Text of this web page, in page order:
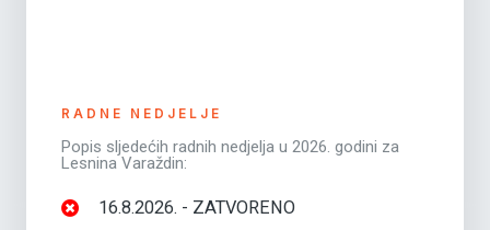
RADNE NEDJELJE
Popis sljedećih radnih nedjelja u 2026. godini za
Lesnina Varaždin:
16.8.2026. - ZATVORENO